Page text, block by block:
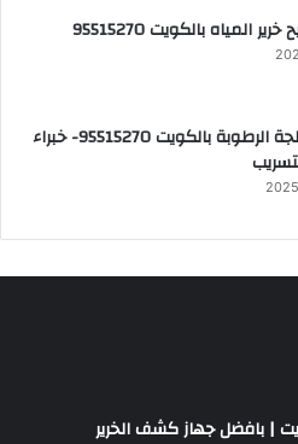
المياه بالكويت 95515270
شركة معالجة الرطوبة بالكويت 95515270- خبراء
| بافضل جهاز كشف الخرير